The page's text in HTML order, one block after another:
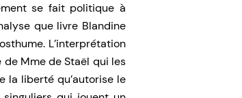
se fait politique à
que livre Blandine
L’interprétation
de Mme de Staël qui les
la liberté qu’autorise le